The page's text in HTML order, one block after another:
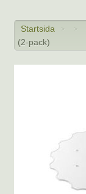
Startsida > >
(2-pack)